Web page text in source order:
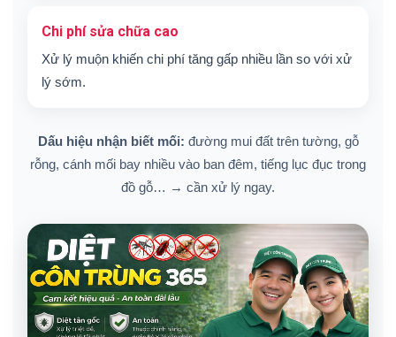
Chi phí sửa chữa cao
Xử lý muộn khiến chi phí tăng gấp nhiều lần so với xử
lý sớm.
Dấu hiệu nhận biết mối: đường mui đất trên tường, gỗ
rỗng, cánh mối bay nhiều vào ban đêm, tiếng lục đục trong
đồ gỗ… → cần xử lý ngay.